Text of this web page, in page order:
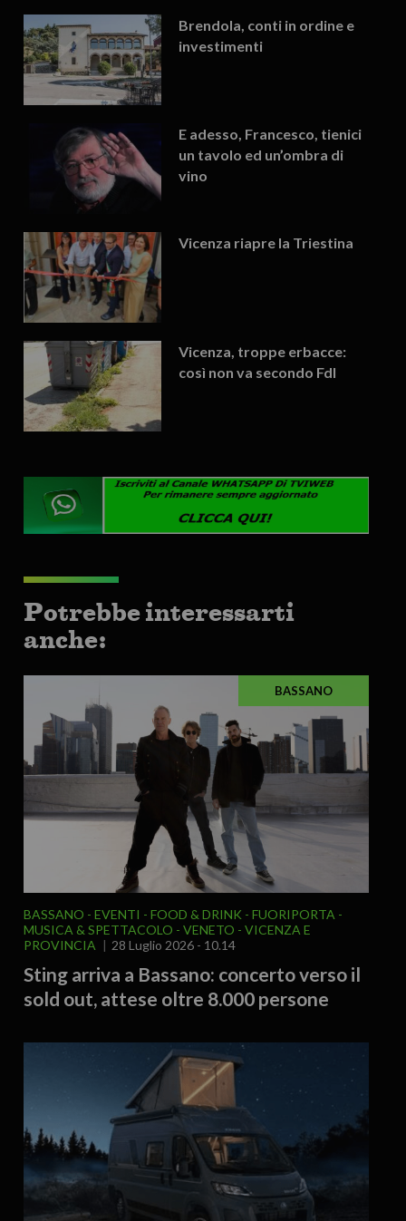
Brendola, conti in ordine e
investimenti
E adesso, Francesco, tienici
un tavolo ed un’ombra di
vino
Vicenza riapre la Triestina
Vicenza, troppe erbacce:
così non va secondo FdI
Potrebbe interessarti
anche:
BASSANO
BASSANO EVENTI FOOD & DRINK
FUORIPORTA
MUSICA & SPETTACOLO
VENETO
VICENZA E
PROVINCIA
28 Luglio 2026 - 10.14
Sting arriva a Bassano: concerto verso il
sold out, attese oltre 8.000 persone